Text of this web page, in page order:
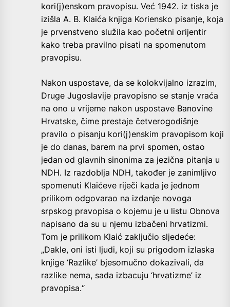
kori(j)enskom pravopisu. Već 1942. iz tiska je
izišla A. B. Klaića knjiga Koriensko pisanje, koja
je prvenstveno služila kao početni orijentir
kako treba pravilno pisati na spomenutom
pravopisu.
Nakon uspostave, da se kolokvijalno izrazim,
Druge Jugoslavije pravopisno se stanje vraća
na ono u vrijeme nakon uspostave Banovine
Hrvatske, čime prestaje četverogodišnje
pravilo o pisanju kori(j)enskim pravopisom koji
je do danas, barem na prvi spomen, ostao
jedan od glavnih sinonima za jezična pitanja u
NDH. Iz razdoblja NDH, također je zanimljivo
spomenuti Klaićeve riječi kada je jednom
prilikom odgovarao na izdanje novoga
srpskog pravopisa o kojemu je u listu Obnova
napisano da su u njemu izbačeni hrvatizmi.
Tom je prilikom Klaić zaključio sljedeće:
„Dakle, oni isti ljudi, koji su prigodom izlaska
knjige ‘Razlike’ bjesomučno dokazivali, da
razlike nema, sada izbacuju ‘hrvatizme’ iz
pravopisa.“